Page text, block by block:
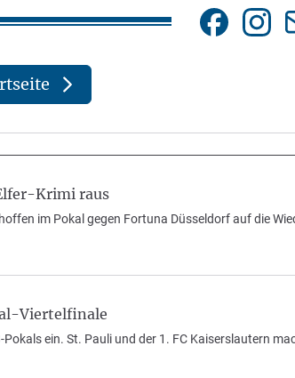
Krimi raus
im Pokal gegen Fortuna Düsseldorf auf die
Viertelfinale
ein. St. Pauli und der 1. FC Kaiserslautern